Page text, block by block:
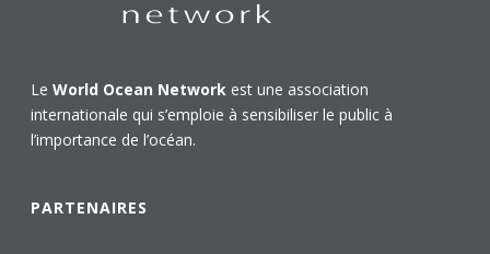
LeWorld Ocean Network est une association
internationale qui s’emploie à sensibiliser le public à
l’importance de l’océan.
PARTENAIRES